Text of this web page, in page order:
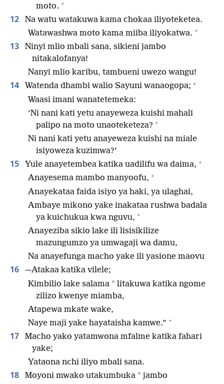
moto. +
12
Na watu watakuwa kama chokaa iliyoteketea.
Watawashwa moto kama miiba iliyokatwa. +
13
Ninyi mlio mbali sana, sikieni jambo
nitakalofanya!
Nanyi mlio karibu, tambueni uwezo wangu!
14 Watenda dhambi walio Sayuni wanaogopa; +
Waasi imani wanatetemeka:
‘Ni nani kati yetu anayeweza kuishi mahali
palipo na moto unaoteketeza? +
Ni nani kati yetu anayeweza kuishi na miale
isiyoweza kuzimwa?’
15 Yule anayetembea katika uadilifu wa daima, +
Anayesema mambo manyoofu, +
Anayekataa faida isiyo ya haki, ya ulaghai,
Ambaye mikono yake inakataa rushwa badala
ya kuichukua kwa nguvu, +
Anayeziba sikio lake ili lisisikilize
mazungumzo ya umwagaji wa damu,
Na anayefunga macho yake ili yasione maovu
16 —Atakaa katika vilele;
Kimbilio lake salama * litakuwa katika ngome
zilizo kwenye miamba,
Atapewa mkate wake,
Naye maji yake hayataisha kamwe.” +
17
Macho yako yatamwona mfalme katika fahari
yake;
Yataona nchi iliyo mbali sana.
18 Moyoni mwako utakumbuka * jambo